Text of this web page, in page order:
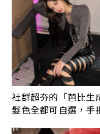
社群超夯的「芭比生
髮色全都可自選，手
貼
PR